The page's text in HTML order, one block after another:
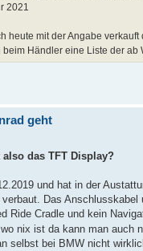
2021
heute mit der Angabe
Händler eine Liste der
geht
also das TFT Display?
und hat in der
Das Anschlusskabel
Ride Cradle und kein
nix ist da kann man auch
selbst bei BMW nicht